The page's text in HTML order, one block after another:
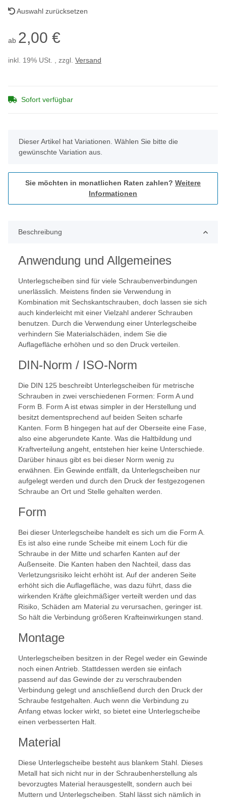
Auswahl zurücksetzen
ab 2,00 €
inkl. 19% USt. , zzgl. Versand
Sofort verfügbar
x
Dieser Artikel hat Variationen. Wählen Sie bitte die
gewünschte Variation aus.
Sie möchten in monatlichen Raten zahlen? Weitere
Informationen
Beschreibung
Anwendung und Allgemeines
Unterlegscheiben sind für viele Schraubenverbindungen
unerlässlich. Meistens finden sie Verwendung in
Kombination mit Sechskantschrauben, doch lassen sie sich
auch kinderleicht mit einer Vielzahl anderer Schrauben
benutzen. Durch die Verwendung einer Unterlegscheibe
verhindern Sie Materialschäden, indem Sie die
Auflagefläche erhöhen und so den Druck verteilen.
DIN-Norm / ISO-Norm
Die DIN 125 beschreibt Unterlegscheiben für metrische
Schrauben in zwei verschiedenen Formen: Form A und
Form B. Form A ist etwas simpler in der Herstellung und
besitzt dementsprechend auf beiden Seiten scharfe
Kanten. Form B hingegen hat auf der Oberseite eine Fase,
also eine abgerundete Kante. Was die Haltbildung und
Kraftverteilung angeht, entstehen hier keine Unterschiede.
Darüber hinaus gibt es bei dieser Norm wenig zu
erwähnen. Ein Gewinde entfällt, da Unterlegscheiben nur
aufgelegt werden und durch den Druck der festgezogenen
Schraube an Ort und Stelle gehalten werden.
Form
Bei dieser Unterlegscheibe handelt es sich um die Form A.
Es ist also eine runde Scheibe mit einem Loch für die
Schraube in der Mitte und scharfen Kanten auf der
Außenseite. Die Kanten haben den Nachteil, dass das
Verletzungsrisiko leicht erhöht ist. Auf der anderen Seite
erhöht sich die Auflagefläche, was dazu führt, dass die
wirkenden Kräfte gleichmäßiger verteilt werden und das
Risiko, Schäden am Material zu verursachen, geringer ist.
So hält die Verbindung größeren Krafteinwirkungen stand.
Montage
Unterlegscheiben besitzen in der Regel weder ein Gewinde
noch einen Antrieb. Stattdessen werden sie einfach
passend auf das Gewinde der zu verschraubenden
Verbindung gelegt und anschließend durch den Druck der
Schraube festgehalten. Auch wenn die Verbindung zu
Anfang etwas locker wirkt, so bietet eine Unterlegscheibe
einen verbesserten Halt.
Material
Diese Unterlegscheibe besteht aus blankem Stahl. Dieses
Metall hat sich nicht nur in der Schraubenherstellung als
bevorzugtes Material herausgestellt, sondern auch bei
Muttern und Unterlegscheiben. Stahl lässt sich nämlich in